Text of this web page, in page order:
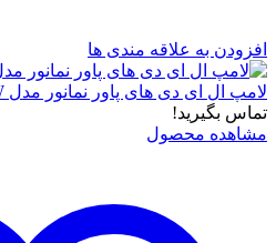
افزودن به علاقه مندی ها
لامپ ال ای دی های پاور نمانور مدل 70W
تماس بگیرید!
مشاهده محصول